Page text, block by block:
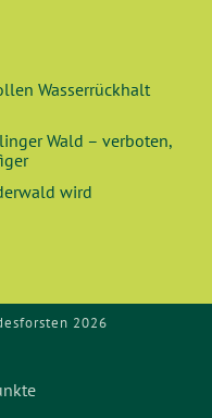
Wasserrückhalt
Wald – verboten,
wird
2026